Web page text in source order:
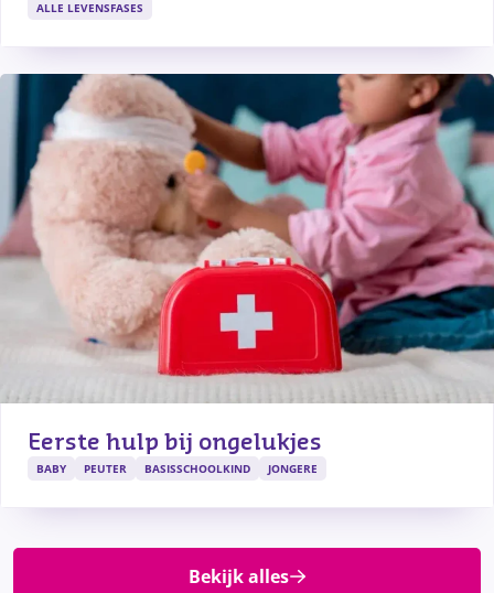
ALLE LEVENSFASES
Eerste hulp bij ongelukjes
BABY PEUTER BASISSCHOOLKIND JONGERE
Bekijk alles